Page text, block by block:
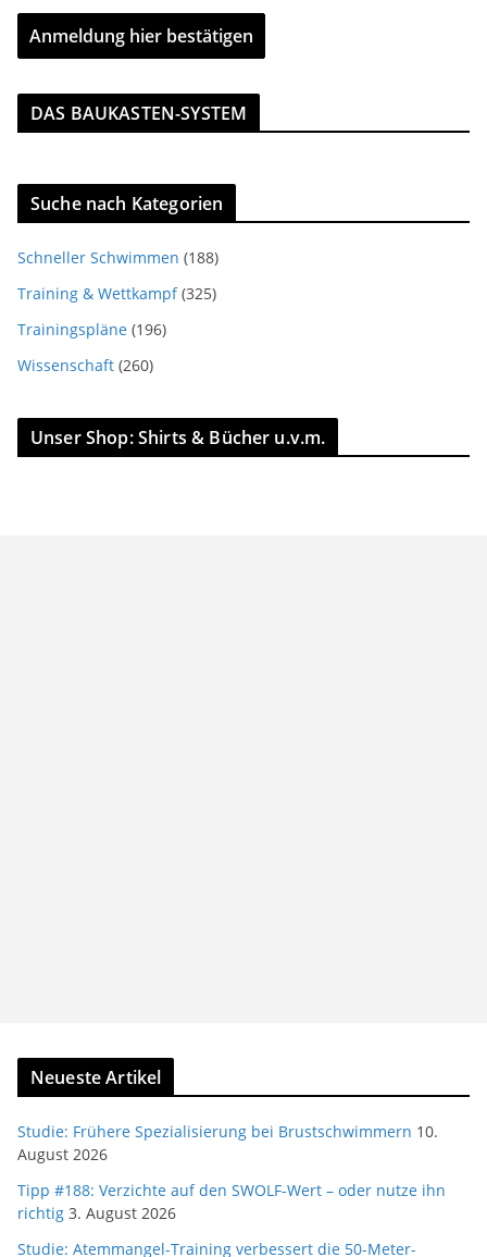
DAS BAUKASTEN-SYSTEM
Suche nach Kategorien
Schneller Schwimmen (188)
Training & Wettkampf(325)
Trainingspläne (196)
Wissenschaft (260)
Unser Shop: Shirts & Bücher u.v.m.
Neueste Artikel
Studie: Frühere Spezialisierung bei Brustschwimmern 10.
August 2026
Tipp #188: Verzichte auf den SWOLF-Wert – oder nutze ihn
richtig 3. August 2026
Studie: Atemmangel-Training verbessert die 50-Meter-